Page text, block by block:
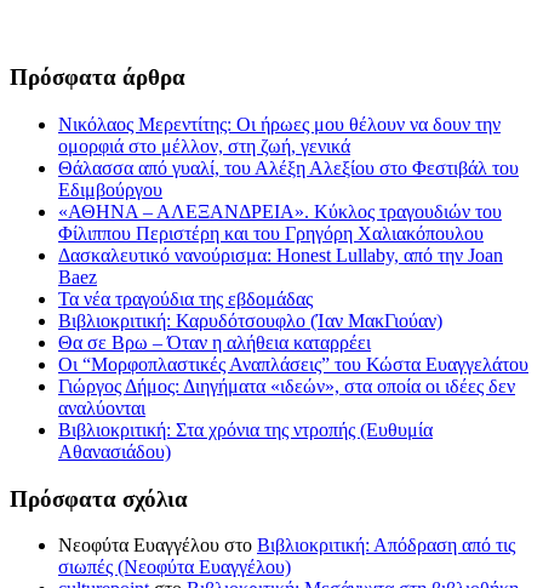
Πρόσφατα άρθρα
Νικόλαος Μερεντίτης: Οι ήρωες μου θέλουν να δουν την
ομορφιά στο μέλλον, στη ζωή, γενικά
Θάλασσα από γυαλί, του Αλέξη Αλεξίου στο Φεστιβάλ του
Εδιμβούργου
«ΑΘΗΝΑ – ΑΛΕΞΑΝΔΡΕΙΑ». Κύκλος τραγουδιών του
Φίλιππου Περιστέρη και του Γρηγόρη Χαλιακόπουλου
Δασκαλευτικό νανούρισμα: Honest Lullaby, από την Joan
Baez
Τα νέα τραγούδια της εβδομάδας
Βιβλιοκριτική: Καρυδότσουφλο (Ίαν ΜακΓιούαν)
Θα σε Βρω – Όταν η αλήθεια καταρρέει
Οι “Μορφοπλαστικές Αναπλάσεις” του Κώστα Ευαγγελάτου
Γιώργος Δήμος: Διηγήματα «ιδεών», στα οποία οι ιδέες δεν
αναλύονται
Βιβλιοκριτική: Στα χρόνια της ντροπής (Ευθυμία
Αθανασιάδου)
Πρόσφατα σχόλια
Νεοφύτα Ευαγγέλου στο Βιβλιοκριτική: Απόδραση από τις
σιωπές (Νεοφύτα Ευαγγέλου)